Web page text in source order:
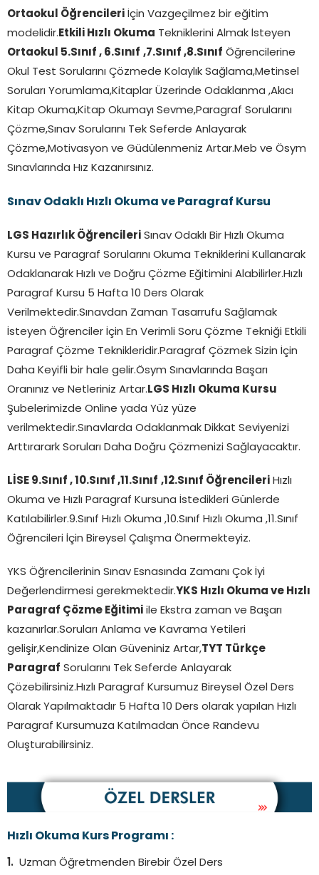
Ortaokul Öğrencileri İçin Vazgeçilmez bir eğitim
modelidir.Etkili Hızlı Okuma Tekniklerini Almak İsteyen
Ortaokul 5.Sınıf , 6.Sınıf ,7.Sınıf ,8.Sınıf Öğrencilerine
Okul Test Sorularını Çözmede Kolaylık Sağlama,Metinsel
Soruları Yorumlama,Kitaplar Üzerinde Odaklanma ,Akıcı
Kitap Okuma,Kitap Okumayı Sevme,Paragraf Sorularını
Çözme,Sınav Sorularını Tek Seferde Anlayarak
Çözme,Motivasyon ve Güdülenmeniz Artar.Meb ve Ösym
Sınavlarında Hız Kazanırsınız.
Sınav Odaklı Hızlı Okuma ve Paragraf Kursu
LGS Hazırlık Öğrencileri Sınav Odaklı Bir Hızlı Okuma
Kursu ve Paragraf Sorularını Okuma Tekniklerini Kullanarak
Odaklanarak Hızlı ve Doğru Çözme Eğitimini Alabilirler.Hızlı
Paragraf Kursu 5 Hafta 10 Ders Olarak
Verilmektedir.Sınavdan Zaman Tasarrufu Sağlamak
İsteyen Öğrenciler İçin En Verimli Soru Çözme Tekniği Etkili
Paragraf Çözme Teknikleridir.Paragraf Çözmek Sizin İçin
Daha Keyifli bir hale gelir.Ösym Sınavlarında Başarı
Oranınız ve Netleriniz Artar.LGS Hızlı Okuma Kursu
Şubelerimizde Online yada Yüz yüze
verilmektedir.Sınavlarda Odaklanmak Dikkat Seviyenizi
Arttırarark Soruları Daha Doğru Çözmenizi Sağlayacaktır.
LİSE 9.Sınıf , 10.Sınıf ,11.Sınıf ,12.Sınıf Öğrencileri Hızlı
Okuma ve Hızlı Paragraf Kursuna İstedikleri Günlerde
Katılabilirler.9.Sınıf Hızlı Okuma ,10.Sınıf Hızlı Okuma ,11.Sınıf
Öğrencileri İçin Bireysel Çalışma Önermekteyiz.
YKS Öğrencilerinin Sınav Esnasında Zamanı Çok İyi
Değerlendirmesi gerekmektedir.YKS Hızlı Okuma ve Hızlı
Paragraf Çözme Eğitimi ile Ekstra zaman ve Başarı
kazanırlar.Soruları Anlama ve Kavrama Yetileri
gelişir,Kendinize Olan Güveniniz Artar,TYT Türkçe
Paragraf Sorularını Tek Seferde Anlayarak
Çözebilirsiniz.Hızlı Paragraf Kursumuz Bireysel Özel Ders
Olarak Yapılmaktadır 5 Hafta 10 Ders olarak yapılan Hızlı
Paragraf Kursumuza Katılmadan Önce Randevu
Oluşturabilirsiniz.
Hızlı Okuma Kurs Programı :
Uzman Öğretmenden Birebir Özel Ders